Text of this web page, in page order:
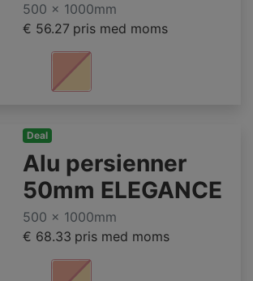
500 x 1000mm
€ 56.27 pris med moms
Deal
Alu persienner
50mm ELEGANCE
500 x 1000mm
€ 68.33 pris med moms